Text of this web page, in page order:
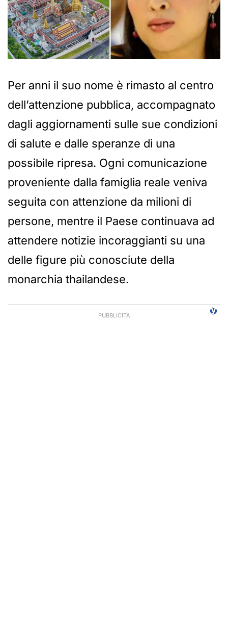
Per anni il suo nome è rimasto al centro
dell’attenzione pubblica, accompagnato
dagli aggiornamenti sulle sue condizioni
di salute e dalle speranze di una
possibile ripresa. Ogni comunicazione
proveniente dalla famiglia reale veniva
seguita con attenzione da milioni di
persone, mentre il Paese continuava ad
attendere notizie incoraggianti su una
delle figure più conosciute della
monarchia thailandese.